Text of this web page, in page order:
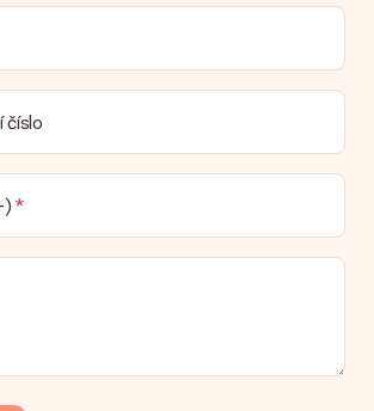
dodání?
datum dodání.
a kdy dostávám dárek?
na stránce produktu. Můžete věřit, že
váš dárek.
si mohu vybrat?
možné zvolit možnost doručení. Dárek,
je buď odeslán jako balíček nebo jako
schránky. Chcete vědět, na kterou
objednávka? Kontaktujte prosím náš
objednávku?
číslo